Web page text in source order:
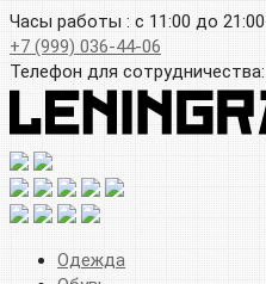
Часы работы : с 11:00 до 21:00
+7 (999) 036-44-06
Телефон для сотрудничества:
Одежда